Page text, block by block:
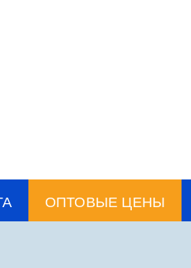
ОПТОВЫЕ ЦЕНЫ